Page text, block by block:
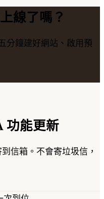
線了嗎？
分鐘建好網站、啟用預
功能更新
信箱。不會寄垃圾信，